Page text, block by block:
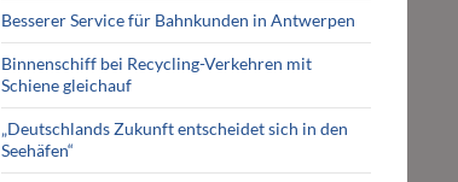
Besserer Service für Bahnkunden in Antwerpen
Binnenschiff bei Recycling-Verkehren mit
Schiene gleichauf
„Deutschlands Zukunft entscheidet sich in den
Seehäfen“